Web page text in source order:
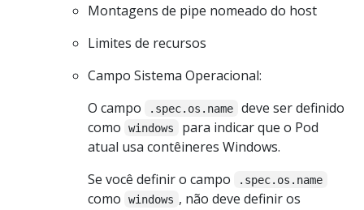
Montagens de pipe nomeado do host
Limites de recursos
Campo Sistema Operacional:
O campo
.spec.os.name
deve ser definido
como
windows
para indicar que o Pod
atual usa contêineres Windows.
Se você definir o campo
.spec.os.name
como windows , não deve definir os